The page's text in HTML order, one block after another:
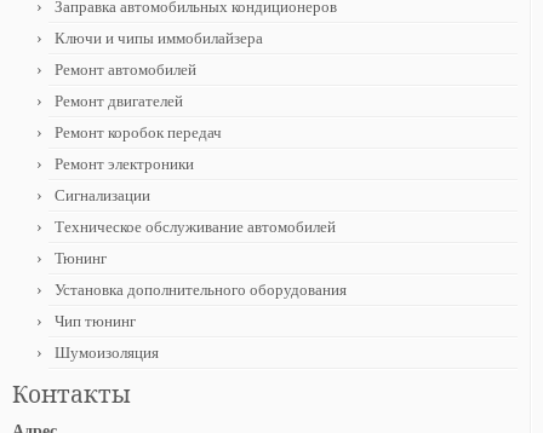
Заправка автомобильных кондиционеров
Ключи и чипы иммобилайзера
Ремонт автомобилей
Ремонт двигателей
Ремонт коробок передач
Ремонт электроники
Сигнализации
Техническое обслуживание автомобилей
Тюнинг
Установка дополнительного оборудования
Чип тюнинг
Шумоизоляция
Контакты